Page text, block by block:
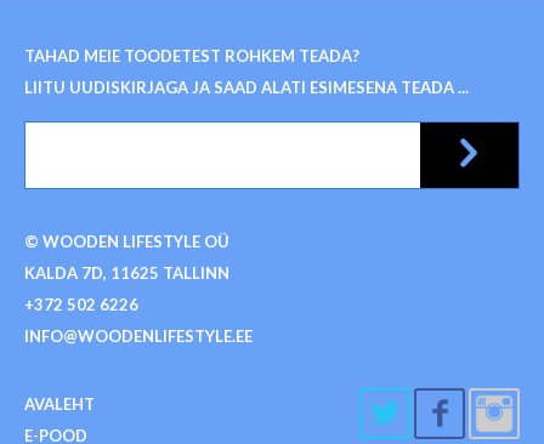
TAHAD MEIE TOODETEST ROHKEM TEADA?
LIITU UUDISKIRJAGA JA SAAD ALATI ESIMESENA TEADA ...
© WOODEN LIFESTYLE OÜ
KALDA 7D, 11625 TALLINN
+372 502 6226
INFO@WOODENLIFESTYLE.EE
AVALEHT
E-POOD